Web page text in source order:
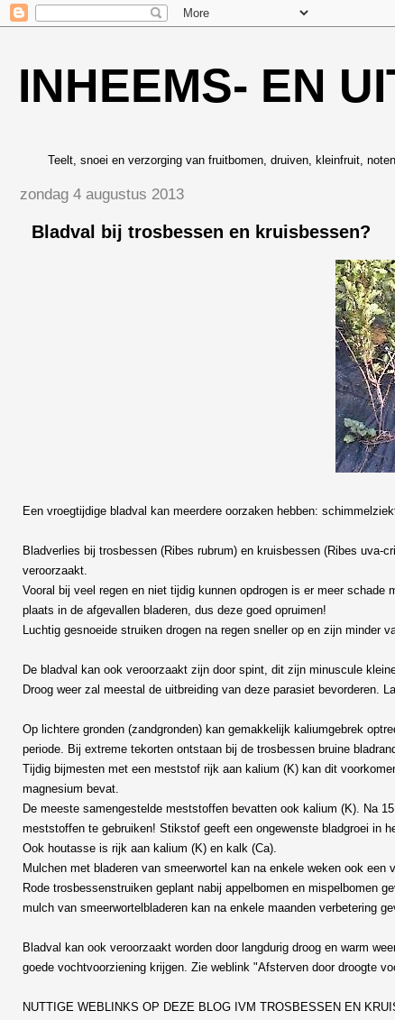
INHEEMS- EN
Teelt, snoei en verzorging van fruitbomen, druiven, kleinfruit,
zondag 4 augustus 2013
Bladval bij trosbessen en kruisbessen?
Een vroegtijdige bladval kan meerdere oorzaken hebben:
Bladverlies bij trosbessen (Ribes rubrum) en kruisbessen (Ribes uva-
veroorzaakt.
Vooral bij veel regen en niet tijdig kunnen opdrogen is er meer
plaats in de afgevallen bladeren, dus deze goed opruimen!
Luchtig gesnoeide struiken drogen na regen sneller op en zijn minder
De bladval kan ook veroorzaakt zijn door spint, dit zijn minuscule
Droog weer zal meestal de uitbreiding van deze parasiet bevorderen.
Op lichtere gronden (zandgronden) kan gemakkelijk kaliumgebrek
periode. Bij extreme tekorten ontstaan bij de trosbessen bruine
Tijdig bijmesten met een meststof rijk aan kalium (K) kan dit
magnesium bevat.
De meeste samengestelde meststoffen bevatten ook kalium (K). Na
meststoffen te gebruiken! Stikstof geeft een ongewenste bladgroei in
Ook houtasse is rijk aan kalium (K) en kalk (Ca).
Mulchen met bladeren van smeerwortel kan na enkele weken ook
Rode trosbessenstruiken geplant nabij appelbomen en mispelbomen
mulch van smeerwortelbladeren kan na enkele maanden verbetering
Bladval kan ook veroorzaakt worden door langdurig droog en warm
goede vochtvoorziening krijgen. Zie weblink "Afsterven door droogte
NUTTIGE WEBLINKS OP DEZE BLOG IVM TROSBESSEN EN